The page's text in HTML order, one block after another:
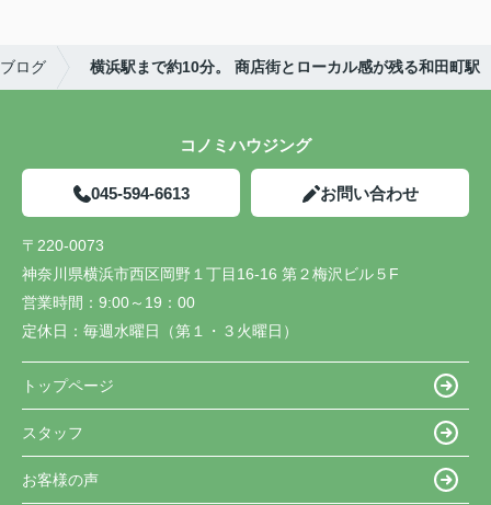
ブログ 横浜駅まで約10分。 商店街とローカル感が残る和田町駅
コノミハウジング
045-594-6613 お問い合わせ
〒220-0073
神奈川県横浜市西区岡野１丁目16-16 第２梅沢ビル５F
営業時間： 9:00～19：00
定休日： 毎週水曜日（第１・３火曜日）
トップページ
スタッフ
お客様の声